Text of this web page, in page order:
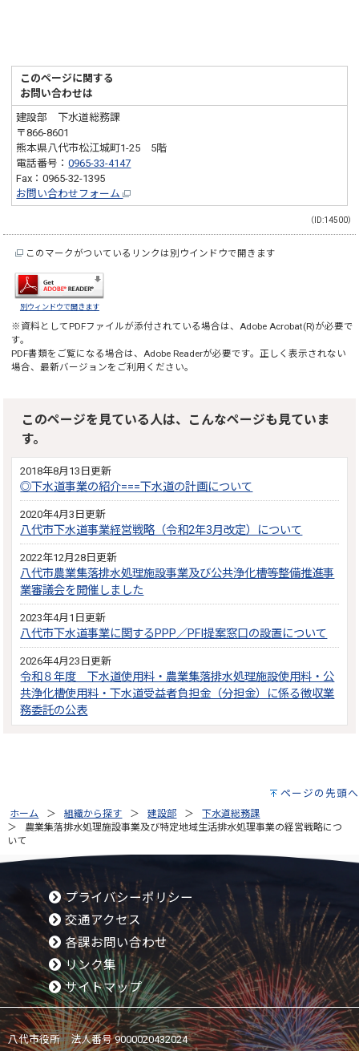
このページに関する
お問い合わせは
建設部 下水道総務課
〒866-8601
熊本県八代市松江城町1-25 5階
電話番号：0965-33-4147
Fax：0965-32-1395
お問い合わせフォーム
（ID:14500）
このマークがついているリンクは別ウインドウで開きます
別ウィンドウで開きます
※資料としてPDFファイルが添付されている場合は、 Adobe Acrobat(R)が必要で
す。
PDF書類をご覧になる場合は、 Adobe Readerが必要です。正しく表示されない
場合、最新バージョンをご利用ください。
このページを見ている人は、こんなページも見ていま
す。
2018年8月13日更新
◎下水道事業の紹介===下水道の計画について
2020年4月3日更新
八代市下水道事業経営戦略（令和2年3月改定）について
2022年12月28日更新
八代市農業集落排水処理施設事業及び公共浄化槽等整備推進事
業審議会を開催しました
2023年4月1日更新
八代市下水道事業に関するPPP／PFI提案窓口の設置について
2026年4月23日更新
令和８年度 下水道使用料・農業集落排水処理施設使用料・公
共浄化槽使用料・下水道受益者負担金（分担金）に係る徴収業
務委託の公表
ページの先頭へ
ホーム 組織から探す 建設部
下水道総務課
農業集落排水処理施設事業及び特定地域生活排水処理事業の経営戦略につ
いて
プライバシーポリシー
交通アクセス
各課お問い合わせ
リンク集
サイトマップ
八代市役所 法人番号 9000020432024